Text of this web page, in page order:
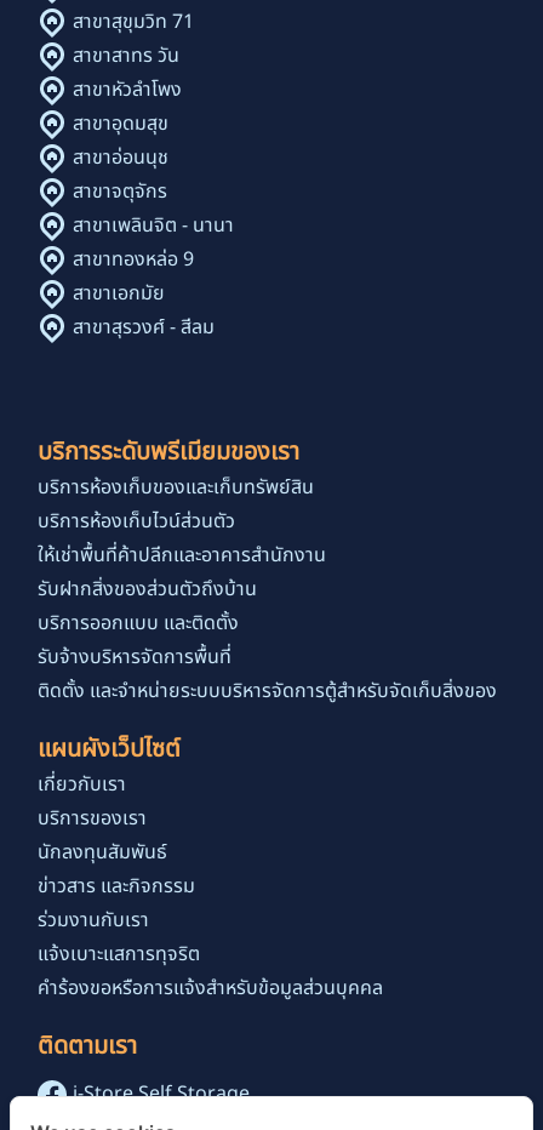
สาขาสุขุมวิท 71
สาขาสาทร วัน
สาขาหัวลำโพง
สาขาอุดมสุข
สาขาอ่อนนุช
สาขาจตุจักร
สาขาเพลินจิต - นานา
สาขาทองหล่อ 9
สาขาเอกมัย
สาขาสุรวงศ์ - สีลม
บริการระดับพรีเมียมของเรา
บริการห้องเก็บของและเก็บทรัพย์สิน
บริการห้องเก็บไวน์ส่วนตัว
ให้เช่าพื้นที่ค้าปลีกและอาคารสำนักงาน
รับฝากสิ่งของส่วนตัวถึงบ้าน
บริการออกแบบ และติดตั้ง
รับจ้างบริหารจัดการพื้นที่
ติดตั้ง และจำหน่ายระบบบริหารจัดการตู้สำหรับจัดเก็บสิ่งของ
แผนผังเว็ปไซต์
เกี่ยวกับเรา
บริการของเรา
นักลงทุนสัมพันธ์
ข่าวสาร และกิจกรรม
ร่วมงานกับเรา
แจ้งเบาะแสการทุจริต
คำร้องขอหรือการแจ้งสำหรับข้อมูลส่วนบุคคล
ติดตามเรา
i-Store Self Storage